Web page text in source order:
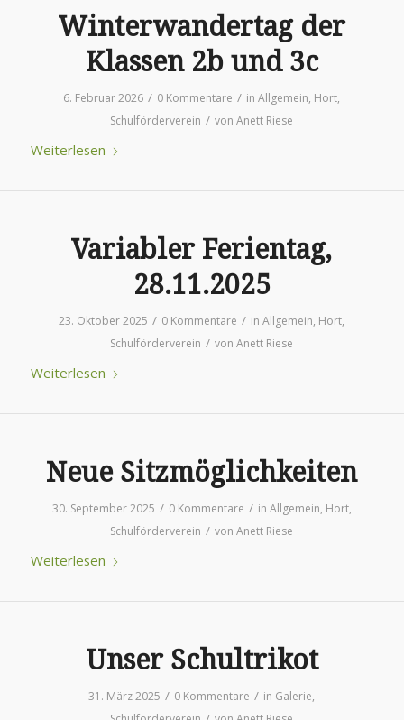
Winterwandertag der
Klassen 2b und 3c
6. Februar 2026 / 0 Kommentare / inAllgemein, Hort,
Schulförderverein / vonAnett Riese
Weiterlesen
Variabler Ferientag,
28.11.2025
23. Oktober 2025 / 0 Kommentare / inAllgemein, Hort,
Schulförderverein / vonAnett Riese
Weiterlesen
Neue Sitzmöglichkeiten
30. September 2025 / 0 Kommentare / in Allgemein, Hort,
Schulförderverein / vonAnett Riese
Weiterlesen
Unser Schultrikot
31. März 2025 / 0 Kommentare / in Galerie,